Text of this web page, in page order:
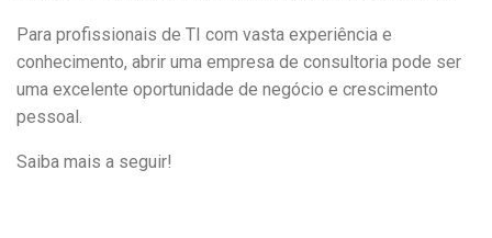
Para profissionais de TI com vasta experiência e
conhecimento, abrir uma empresa de consultoria pode ser
uma excelente oportunidade de negócio e crescimento
pessoal.
Saiba mais a seguir!